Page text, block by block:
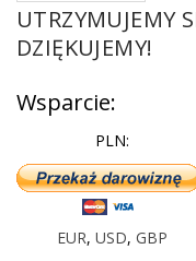
UTRZYMUJEMY
DZIĘKUJEMY!
Wsparcie:
PLN:
EUR, USD, GBP